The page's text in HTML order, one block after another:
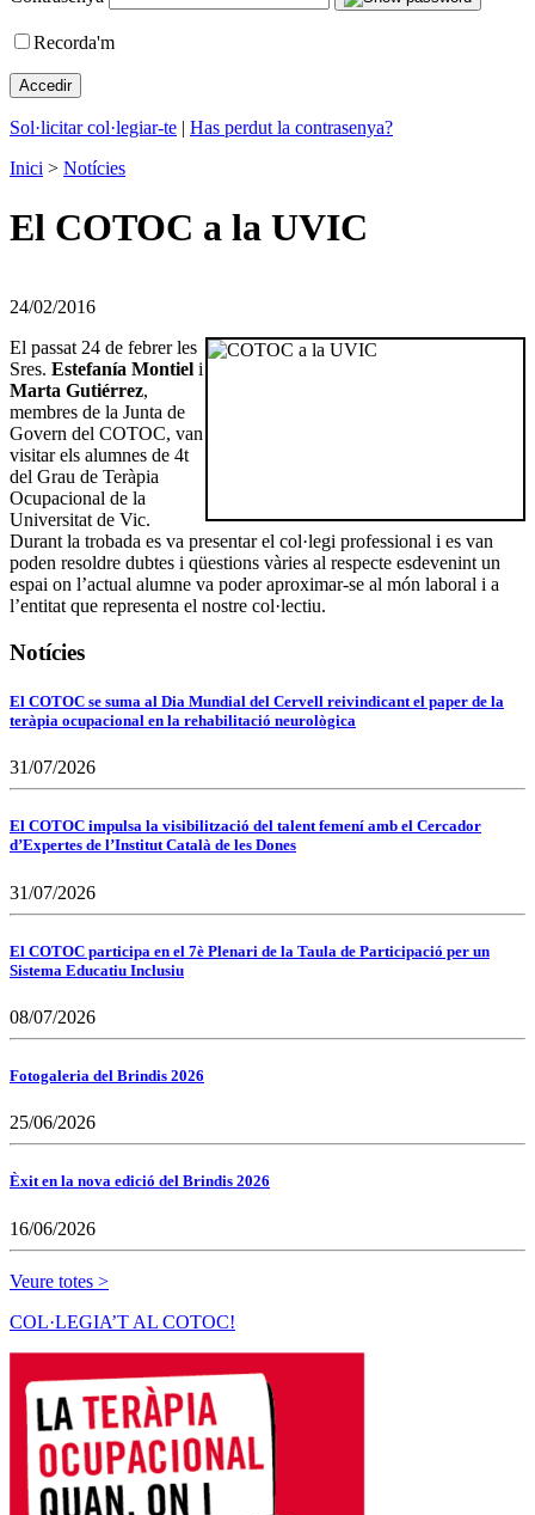
Recorda'm
Sol·licitar col·legiar-te | Has perdut la contrasenya?
Inici > Notícies
El COTOC a la UVIC
24/02/2016
El passat 24 de febrer les
Sres. Estefanía Montiel i
Marta Gutiérrez,
membres de la Junta de
Govern del COTOC, van
visitar els alumnes de 4t
del Grau de Teràpia
Ocupacional de la
Universitat de Vic.
Durant la trobada es va presentar el col·legi professional i es van
poden resoldre dubtes i qüestions vàries al respecte esdevenint un
espai on l’actual alumne va poder aproximar-se al món laboral i a
l’entitat que representa el nostre col·lectiu.
Notícies
El COTOC se suma al Dia Mundial del Cervell reivindicant el paper de la
teràpia ocupacional en la rehabilitació neurològica
31/07/2026
El COTOC impulsa la visibilització del talent femení amb el Cercador
d’Expertes de l’Institut Català de les Dones
31/07/2026
El COTOC participa en el 7è Plenari de la Taula de Participació per un
Sistema Educatiu Inclusiu
08/07/2026
Fotogaleria del Brindis 2026
25/06/2026
Èxit en la nova edició del Brindis 2026
16/06/2026
Veure totes >
COL·LEGIA’T AL COTOC!